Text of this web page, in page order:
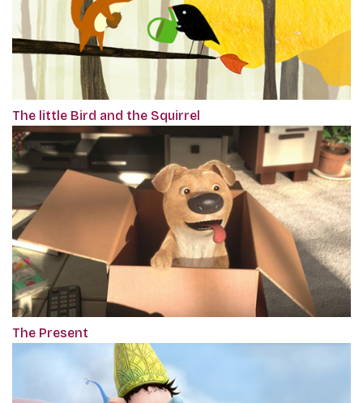
The little Bird and the Squirrel
The Present